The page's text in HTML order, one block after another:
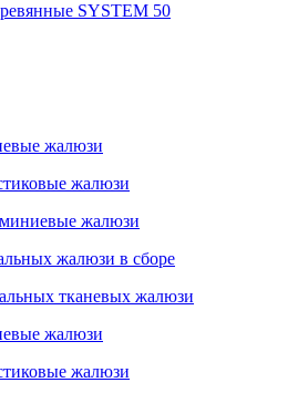
SYSTEM 50
жалюзи
жалюзи
жалюзи
жалюзи в сборе
тканевых жалюзи
жалюзи
жалюзи